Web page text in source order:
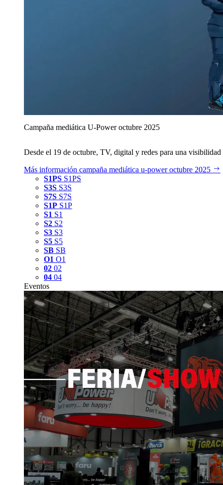
Campaña mediática U‑Power octubre 2025
Desde el 19 de octubre, TV, digital y redes para una
Más información campaña mediática u‑power octubre 2025
S1PS S1PS
S3S S3S
S7S S7S
S1P S1P
S1 S1
S2 S2
S3 S3
S5 S5
SB SB
O1 O1
02 02
04 04
Eventos